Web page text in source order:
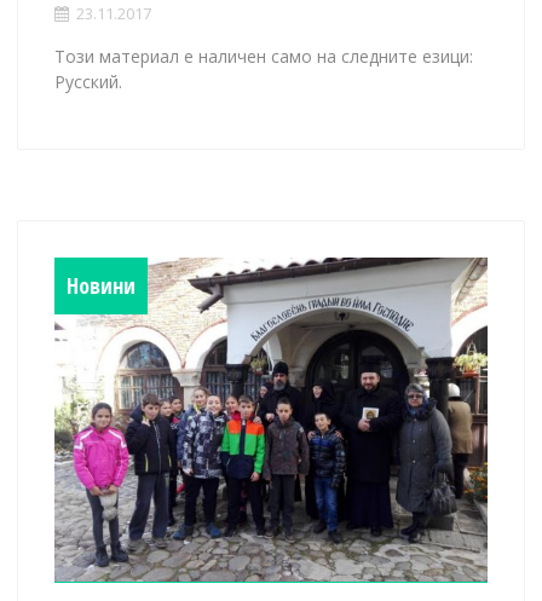
23.11.2017
Този материал е наличен само на следните езици:
Русский.
Новини